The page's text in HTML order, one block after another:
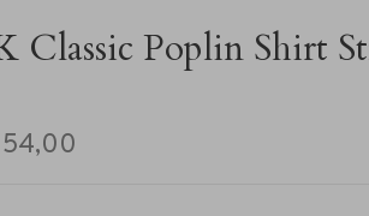
Classic Poplin Shirt